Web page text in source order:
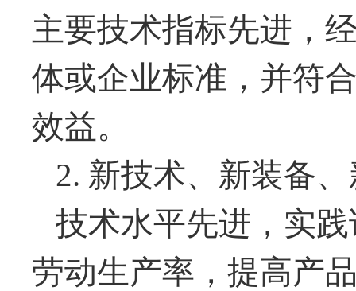
主要技术指标先进，
体或企业标准，并符
效益。
2. 新技术、新装备
技术水平先进，实
劳动生产率，提高产